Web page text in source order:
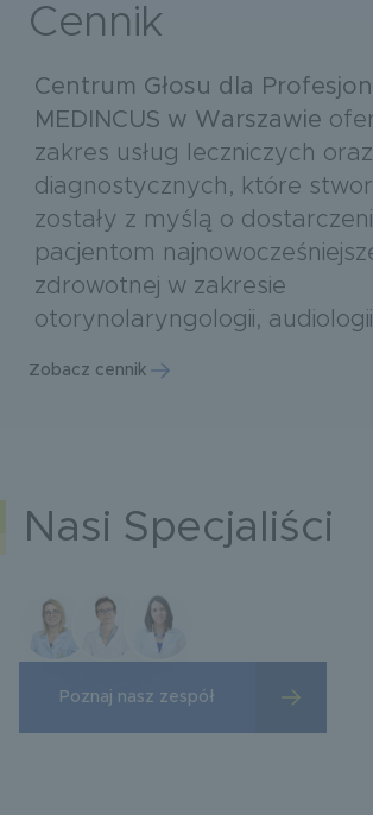
Cennik
Centrum Głosu dla
MEDINCUS w Warszawie
zakres usług leczniczych oraz
diagnostycznych, które
zostały z myślą o
pacjentom
zdrowotnej w zakresie
otorynolaryngologii,
Zobacz cennik
Nasi Specjaliści
Poznaj nasz zespół